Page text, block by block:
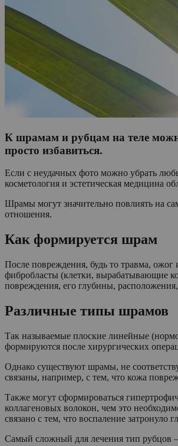
К шрамам и рубцам на теле
просто избавиться.
Если с неудачных фото можно убрать
косметология и эстетическая медицина
Шрамы могут значительно повлиять на
отношения.
Как формируется шрам
После повреждения, будь то травма,
фибробласты (клетки, вырабатывающие
повреждения, его глубины,
Различные типы шрамов
Так называемые плоские линейные
формируются после хирургических
Однако существуют шрамы, не
связаны, например, с тем, что кожа
Также могут сформироваться
коллагеновых волокон, чем это
связано с тем, что воспаление затронуло
Самый сложный для лечения тип рубцов